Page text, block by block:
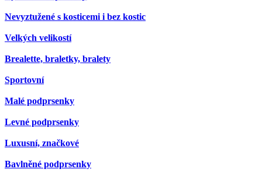
Nevyztužené s kosticemi i bez kostic
Velkých velikostí
Brealette, braletky, bralety
Sportovní
Malé podprsenky
Levné podprsenky
Luxusní, značkové
Bavlněné podprsenky